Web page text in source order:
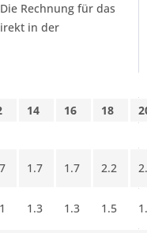
Rechnung für das
in der
14 16 18
1.7 1.7 2.2
1.3 1.3 1.5